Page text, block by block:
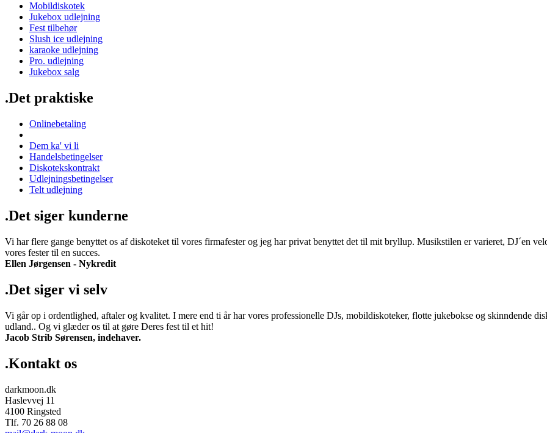
Mobildiskotek
Jukebox udlejning
Fest tilbehør
Slush ice udlejning
karaoke udlejning
Pro. udlejning
Jukebox salg
.Det praktiske
Onlinebetaling
Dem ka' vi li
Handelsbetingelser
Diskotekskontrakt
Udlejningsbetingelser
Telt udlejning
.Det siger kunderne
Vi har flere gange benyttet os af diskoteket til vores firmafester og jeg har privat benyttet det til mit bryllup. Musikstilen er varieret, DJ´en
vores fester til en succes.
Ellen Jørgensen - Nykredit
.Det siger vi selv
Vi går op i ordentlighed, aftaler og kvalitet. I mere end ti år har vores professionelle DJs, mobildiskoteker, flotte jukebokse og skinndende
udland.. Og vi glæder os til at gøre Deres fest til et hit!
Jacob Strib Sørensen, indehaver.
.Kontakt os
darkmoon.dk
Haslevvej 11
4100 Ringsted
Tlf. 70 26 88 08